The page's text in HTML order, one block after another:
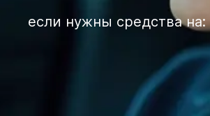
если нужны средства на: